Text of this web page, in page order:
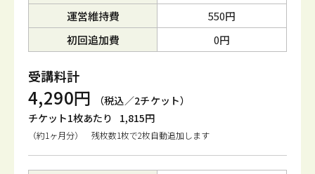
運営維持費
550円
初回追加費
0円
受講料計
4,290円
（税込／2チケット）
チケット1枚あたり
1,815円
（約1ヶ月分） 残枚数1枚で2枚自動追加します